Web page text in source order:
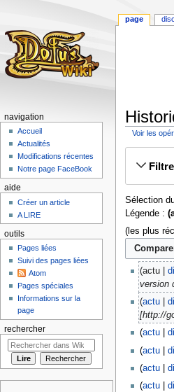
Voir les
Sélection
Légende :
(les plus
actu
version
actu
[http://
actu
actu
actu
actu
page
navigation
Accueil
Actualités
Modifications récentes
Notre page FaceBook
aide
Créer un article
A LIRE
outils
Pages liées
Suivi des pages liées
Atom
Pages spéciales
Informations sur la
page
rechercher